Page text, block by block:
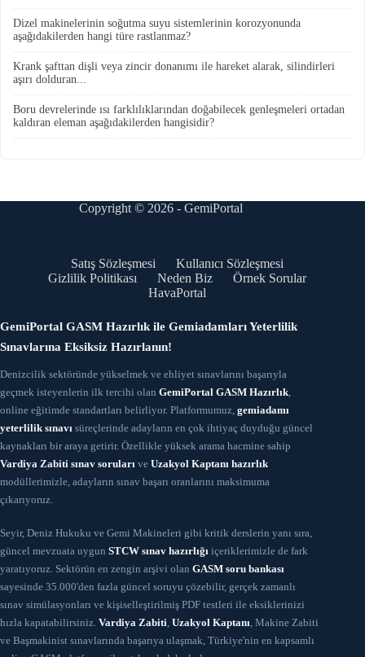
Dizel makinelerinin soğutma suyu sistemlerinin korozyonunda
aşağıdakilerden hangi türe rastlanmaz?
Krank şafttan dişli veya zincir donanımı ile hareket alarak, silindirleri
aşırı dolduran...
Boru devrelerinde ısı farklılıklarından doğabilecek genleşmeleri ortadan
kaldıran eleman aşağıdakilerden hangisidir?
Copyright © 2026 - GemiPortal
Satış Sözleşmesi
Kullanıcı Sözleşmesi
Gizlilik Politikası
Neden Biz
Örnek Sorular
HavaPortal
GemiPortal GASM Hazırlık ile Gemiadamları Yeterlilik
Sınavlarına Eksiksiz Hazırlanın!
Denizcilik sektöründe yükselmek ve ehliyet sınavlarını başarıyla
geçmek isteyenlerin ilk tercihi olan GemiPortal GASM Hazırlık
online eğitimde standartları belirliyor. Platformumuz, gemiadamı
yeterlilik sınavı süreçlerinde adayların en çok ihtiyaç duyduğu güncel
kaynakları bir araya getirir. Özellikle yüksek arama hacmine sahip
Vardiya Zabiti sınav soruları ve Uzakyol Kaptanı hazırlık
modüllerimizle, adayların sınav başarı oranlarını maksimuma
çıkarıyoruz.
Seyir, Deniz Hukuku ve Gemi Makineleri gibi kritik derslerin yanı sıra,
güncel mevzuata uygun STCW sınav hazırlığı içeriklerimizle de fark
yaratıyoruz. Sektörün en zengin arşivi olan GASM soru bankası
sayesinde 35.000'den fazla güncel soruyu çözebilir, gerçek zamanlı
sınav simülasyonları ve kişiselleştirilmiş PDF testleri ile eksiklerinizi
hızla kapatabilirsiniz. Vardiya Zabiti, Uzakyol Kaptanı, Makine Zabiti
ve Başmakinist sınavlarında başarıya ulaşmak, Türkiye'nin en kapsamlı